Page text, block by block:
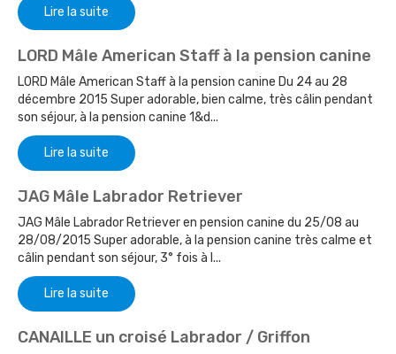
Lire la suite
LORD Mâle American Staff à la pension canine
LORD Mâle American Staff à la pension canine Du 24 au 28
décembre 2015 Super adorable, bien calme, très câlin pendant
son séjour, à la pension canine 1&d...
Lire la suite
JAG Mâle Labrador Retriever
JAG Mâle Labrador Retriever en pension canine du 25/08 au
28/08/2015 Super adorable, à la pension canine très calme et
câlin pendant son séjour, 3° fois à l...
Lire la suite
CANAILLE un croisé Labrador / Griffon